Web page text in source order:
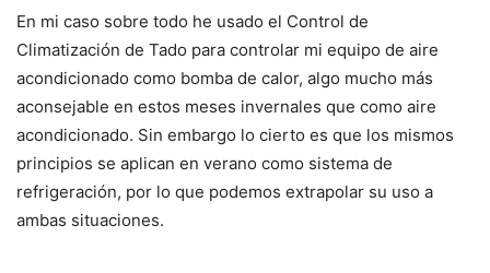
En mi caso sobre todo he usado el Control de
Climatización de Tado para controlar mi equipo de aire
acondicionado como bomba de calor, algo mucho más
aconsejable en estos meses invernales que como aire
acondicionado. Sin embargo lo cierto es que los mismos
principios se aplican en verano como sistema de
refrigeración, por lo que podemos extrapolar su uso a
ambas situaciones.